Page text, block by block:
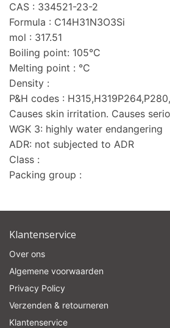
CAS : 334521-23-2
Formula : C14H31N3O3Si
mol : 317.51
Boiling point: 105°C
Melting point : °C
Density :
P&H codes :
Causes skin irritation. Causes
WGK 3: highly water endangering
ADR: not subjected to ADR
Class :
Packing group :
Klantenservice
Over ons
Algemene voorwaarden
Privacy Policy
Verzenden & retourneren
Klantenservice